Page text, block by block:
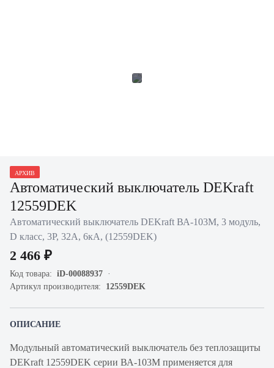
АРХИВ
Автоматический выключатель DEKraft
12559DEK
Автоматический выключатель DEKraft ВА-103M, 3 модуль,
D класс, 3P, 32А, 6кА, (12559DEK)
2 466 ₽
Код товара: iD-00088937
Артикул производителя: 12559DEK
ОПИСАНИЕ
Модульный автоматический выключатель без теплозащиты
DEKraft 12559DEK серии ВА-103М применяется для